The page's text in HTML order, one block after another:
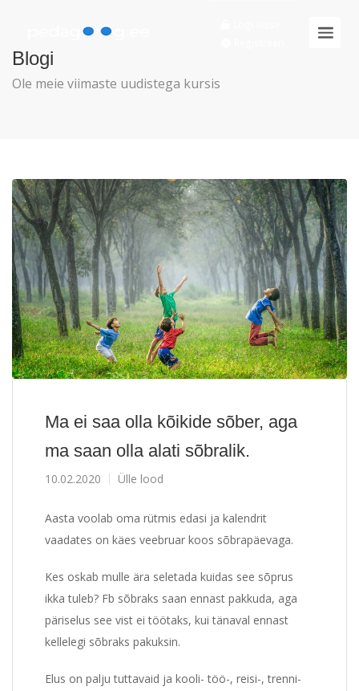
Logi sisse
Blogi
Ole meie viimaste uudistega kursis
Ma ei saa olla kõikide sõber, aga
ma saan olla alati sõbralik.
10.02.2020 Ülle lood
Aasta voolab oma rütmis edasi ja kalendrit
vaadates on käes veebruar koos sõbrapäevaga.
Kes oskab mulle ära seletada kuidas see sõprus
ikka tuleb? Fb sõbraks saan ennast pakkuda, aga
päriselus see vist ei töötaks, kui tänaval ennast
kellelegi sõbraks pakuksin.
Elus on palju tuttavaid ja kooli- töö-, reisi-, trenni-